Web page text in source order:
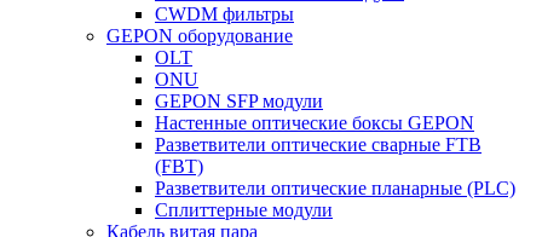
CWDM фильтры
GEPON оборудование
OLT
ONU
GEPON SFP модули
Настенные оптические боксы GEPON
Разветвители оптические сварные FTB
(FBT)
Разветвители оптические планарные (PLC)
Сплиттерные модули
Кабель витая пара